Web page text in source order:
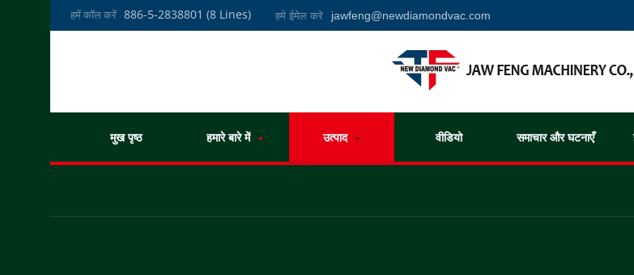
हमें कॉल करें 886-5-2838801 (8 Lines) हमे ईमेल करे jawfeng@newdiamondvac.com
मुख पृष्ठ हमारे बारे में उत्पाद वीडियो समाचार और घटनाएँ